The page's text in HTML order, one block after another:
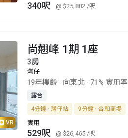
340呎 @ $25,882/呎
VR
尚翹峰 1期 1座
3房
灣仔
19年樓齡 · 向東北 · 71% 實用率
露台
4分鐘 · 灣仔站
9分鐘 · 合和商場
實用
529呎 @ $26,465/呎